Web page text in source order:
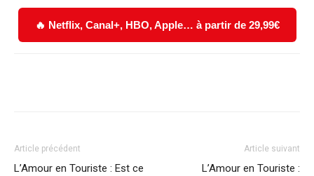
🔥 Netflix, Canal+, HBO, Apple… à partir de 29,99€
Article précédent
L’Amour en Touriste : Est ce
Article suivant
L’Amour en Touriste :